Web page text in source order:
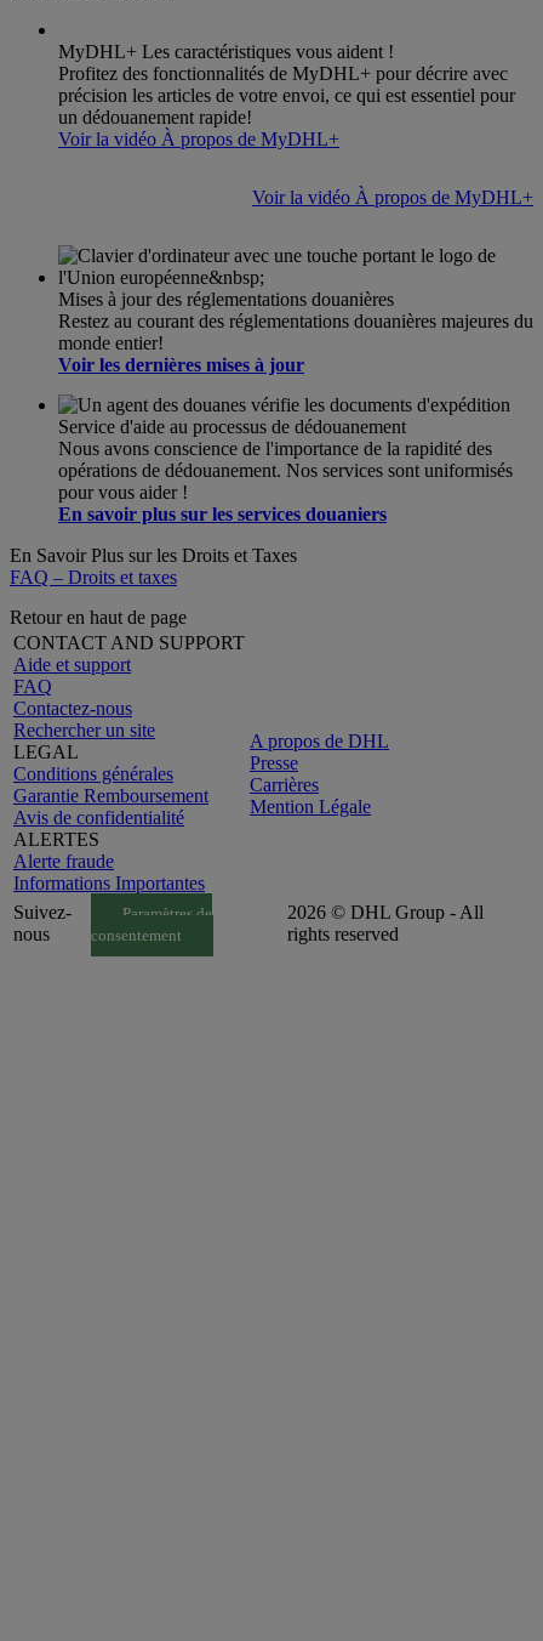
MyDHL+ Les caractéristiques vous aident !
Profitez des fonctionnalités de MyDHL+ pour décrire avec
précision les articles de votre envoi, ce qui est essentiel pour
un dédouanement rapide!
Voir la vidéo À propos de MyDHL+
Voir la vidéo À propos de MyDHL+
Mises à jour des réglementations douanières
Restez au courant des réglementations douanières majeures du
monde entier!
Voir les dernières mises à jour
Service d'aide au processus de dédouanement
Nous avons conscience de l'importance de la rapidité des
opérations de dédouanement. Nos services sont uniformisés
pour vous aider !
En savoir plus sur les services douaniers
En Savoir Plus sur les Droits et Taxes
FAQ – Droits et taxes
Retour en haut de page
CONTACT AND SUPPORT
Aide et support
FAQ
Contactez-nous
Rechercher un site
LEGAL
Conditions générales
Garantie Remboursement
Avis de confidentialité
ALERTES
Alerte fraude
Informations Importantes
A propos de DHL
Presse
Carrières
Mention Légale
Suivez-
nous
Paramètres de
consentement
2026 © DHL Group - All
rights reserved